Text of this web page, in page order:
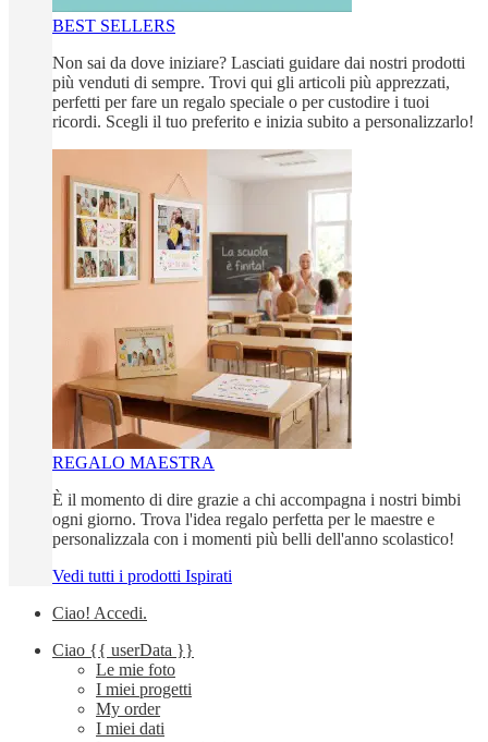
BEST SELLERS
Non sai da dove iniziare? Lasciati guidare dai nostri prodotti
più venduti di sempre. Trovi qui gli articoli più apprezzati,
perfetti per fare un regalo speciale o per custodire i tuoi
ricordi. Scegli il tuo preferito e inizia subito a personalizzarlo!
REGALO MAESTRA
È il momento di dire grazie a chi accompagna i nostri bimbi
ogni giorno. Trova l'idea regalo perfetta per le maestre e
personalizzala con i momenti più belli dell'anno scolastico!
Vedi tutti i prodotti Ispirati
Ciao! Accedi.
Ciao {{ userData }}
Le mie foto
I miei progetti
My order
I miei dati